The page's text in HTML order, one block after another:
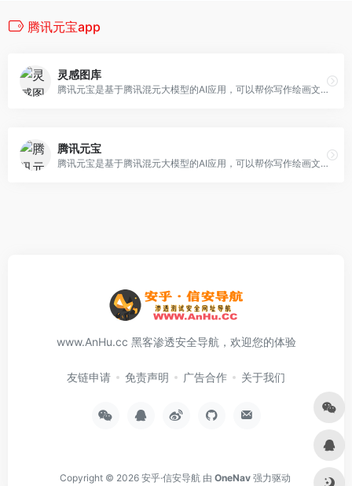
腾讯元宝app
灵感图库
腾讯元宝是基于腾讯混元大模型的AI应用，可以帮你写作绘画文案翻译编程搜索阅读总结的全能助手
腾讯元宝
腾讯元宝是基于腾讯混元大模型的AI应用，可以帮你写作绘画文案翻译编程搜索阅读总结的全能助手
www.AnHu.cc 黑客渗透安全导航，欢迎您的体验
友链申请 免责声明 广告合作 关于我们
Copyright © 2026 安乎·信安导航由 OneNav 强力驱动